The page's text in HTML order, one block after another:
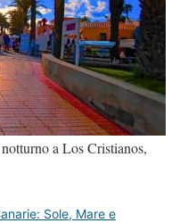
a Los Cristianos,
Sole, Mare e